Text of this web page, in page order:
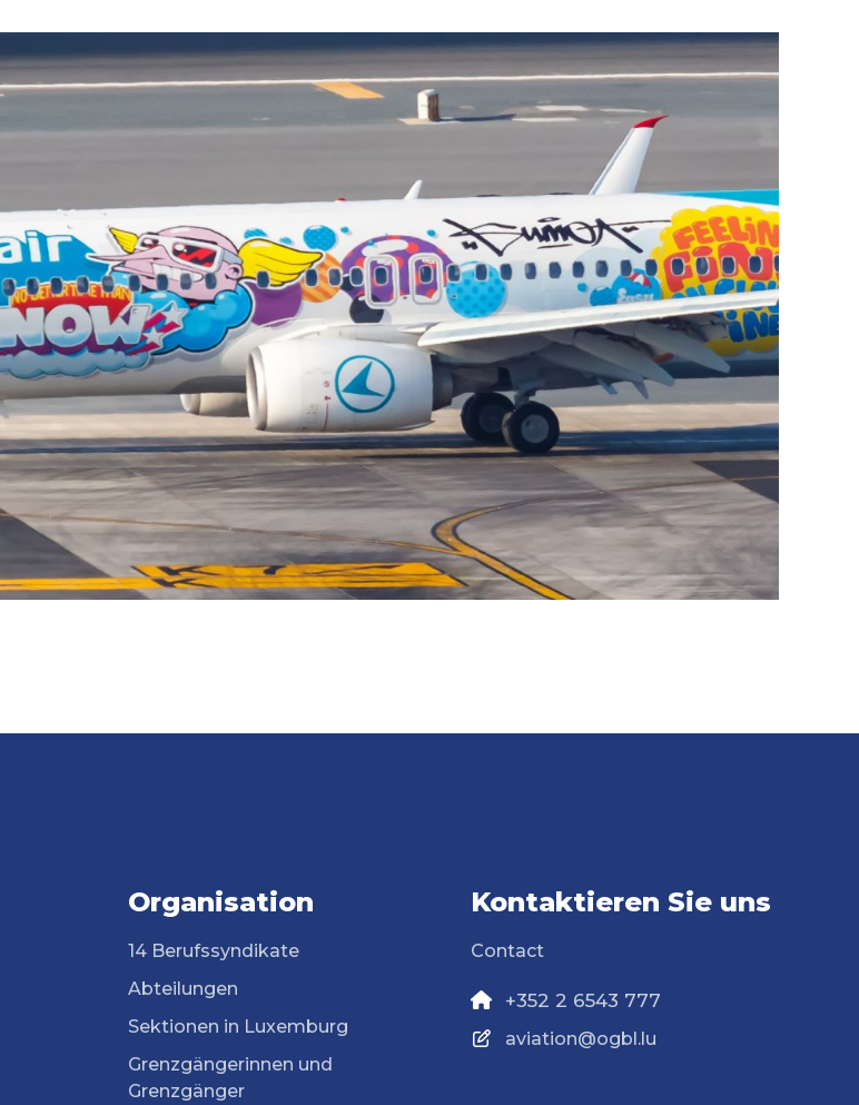
Organisation
14 Berufssyndikate
Abteilungen
Sektionen in Luxemburg
Grenzgängerinnen und
Grenzgänger
Kontaktieren Sie uns
Contact
+352 2 6543 777
aviation@ogbl.lu